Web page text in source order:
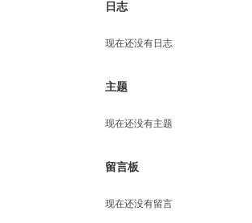
日志
现在还没有日志
主题
现在还没有主题
留言板
现在还没有留言